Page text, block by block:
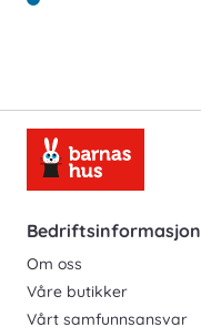
Bedriftsinformasjon
Om oss
Våre butikker
Vårt samfunnsansvar